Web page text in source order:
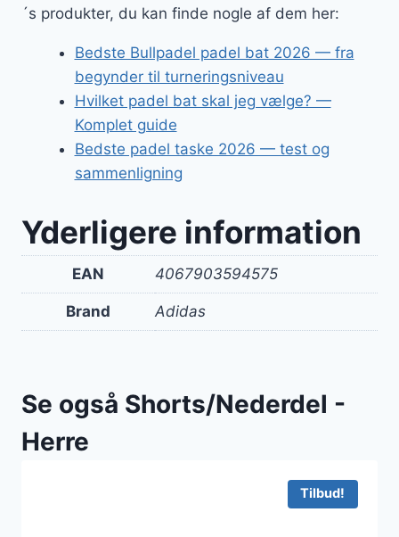
´s produkter, du kan finde nogle af dem her:
Bedste Bullpadel padel bat 2026 — fra
begynder til turneringsniveau
Hvilket padel bat skal jeg vælge? —
Komplet guide
Bedste padel taske 2026 — test og
sammenligning
Yderligere information
EAN 4067903594575
Brand Adidas
Se også Shorts/Nederdel -
Herre
Tilbud!